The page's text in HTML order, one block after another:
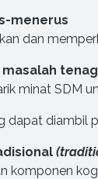
menerus
dan
minat SDM
dapat diambil
komponen